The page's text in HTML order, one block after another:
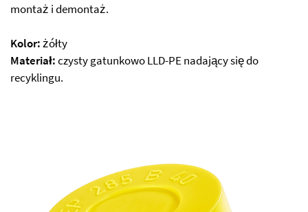
montaż i demontaż.
Kolor:żółty
Materiał:czysty gatunkowo LLD-PE nadający się do
recyklingu.